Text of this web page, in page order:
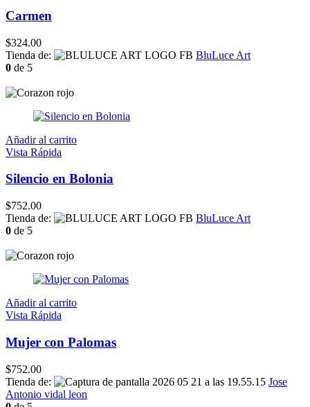
Carmen
$324.00
Tienda de:
BluLuce Art
0 de 5
Añadir al carrito
Vista Rápida
Silencio en Bolonia
$752.00
Tienda de:
BluLuce Art
0 de 5
Añadir al carrito
Vista Rápida
Mujer con Palomas
$752.00
Tienda de:
Jose
Antonio vidal leon